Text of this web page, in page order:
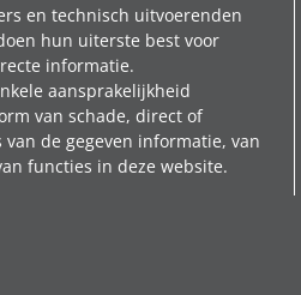
en technisch uitvoerenden
hun uiterste best voor
informatie.
aansprakelijkheid
van schade, direct of
de gegeven informatie, van
functies in deze website.